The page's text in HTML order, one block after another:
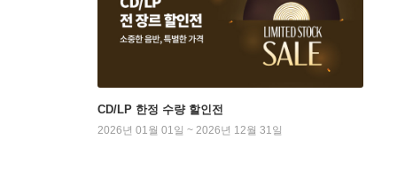
CD/LP 한정 수량 할인전
2026년 01월 01일 ~ 2026년 12월 31일